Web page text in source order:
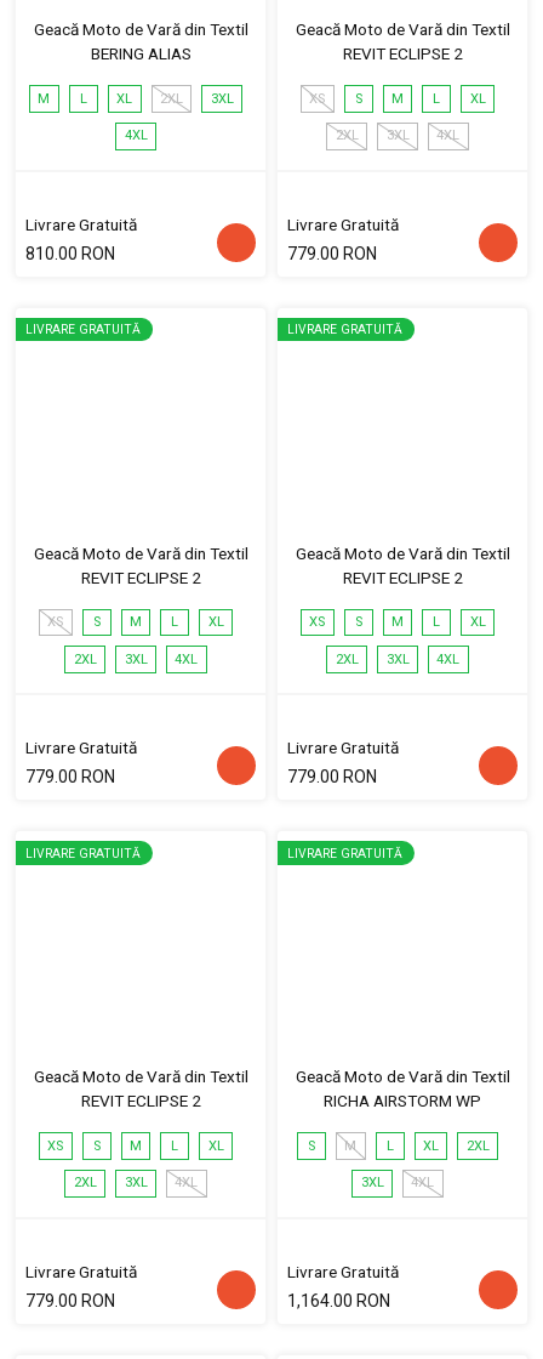
Geacă Moto de Vară din Textil
BERING ALIAS
M L XL 2XL 3XL
4XL
Livrare Gratuită
810.00 RON
Geacă Moto de Vară din Textil
REVIT ECLIPSE 2
XS S M L XL
2XL 3XL 4XL
Livrare Gratuită
779.00 RON
LIVRARE GRATUITĂ
Geacă Moto de Vară din Textil
REVIT ECLIPSE 2
XS S M L XL
2XL 3XL 4XL
Livrare Gratuită
779.00 RON
LIVRARE GRATUITĂ
Geacă Moto de Vară din Textil
REVIT ECLIPSE 2
XS S M L XL
2XL 3XL 4XL
Livrare Gratuită
779.00 RON
LIVRARE GRATUITĂ
Geacă Moto de Vară din Textil
REVIT ECLIPSE 2
XS S M L XL
2XL 3XL 4XL
Livrare Gratuită
779.00 RON
LIVRARE GRATUITĂ
Geacă Moto de Vară din Textil
RICHA AIRSTORM WP
S M L XL 2XL
3XL 4XL
Livrare Gratuită
1,164.00 RON